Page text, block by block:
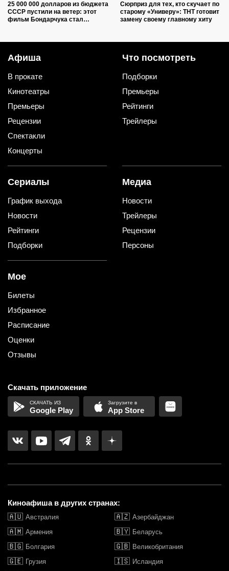
25 000 000 долларов из бюджета
СССР пустили на ветер: этот
фильм Бондарчука стал
Сюрприз для тех, кто скучает по
старому «Универу»: ТНТ готовит
замену своему главному хиту
Афиша
В прокате
Кинотеатры
Премьеры
Рецензии
Спектакли
Концерты
Что посмотреть
Подборки
Премьеры
Рейтинги
Трейлеры
Сериалы
График выхода
Новости
Рейтинги
Подборки
Медиа
Новости
Трейлеры
Рецензии
Персоны
Мое
Билеты
Избранное
Расписание
Оценки
Отзывы
Скачать приложение
Google Play App Store
Киноафиша в других странах:
🇦🇺 Австралия 🇦🇿 Азербайджан
🇦🇲 Армения 🇧🇾 Беларусь
🇧🇬 Болгария 🇬🇧 Великобритания
🇬🇪 Грузия 🇮🇸 Исландия